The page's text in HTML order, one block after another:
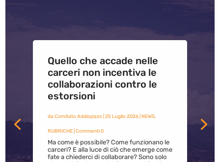
Quello che accade nelle
carceri non incentiva le
collaborazioni contro le
estorsioni
da Comitato Addiopizzo| 25 Luglio 2026| NEWS,
RUBRICHE| Commenti 0
Ma come è possibile? Come funzionano le
carceri? E alla luce di ciò che emerge come
fate a chiederci di collaborare? Sono solo